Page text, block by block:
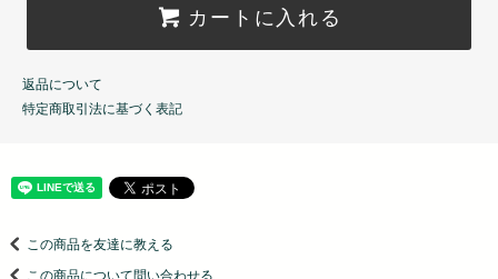
カートに入れる
返品について
特定商取引法に基づく表記
この商品を友達に教える
この商品について問い合わせる